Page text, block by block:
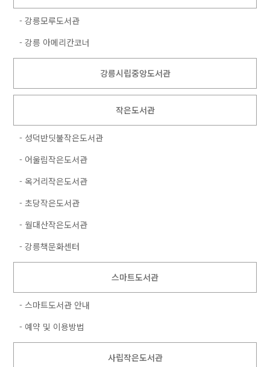
- 강릉모루도서관
- 강릉 아메리칸코너
강릉시립중앙도서관
작은도서관
- 성덕반딧불작은도서관
- 어울림작은도서관
- 옥거리작은도서관
- 초당작은도서관
- 월대산작은도서관
- 강릉책문화센터
스마트도서관
- 스마트도서관 안내
- 예약 및 이용방법
사립작은도서관